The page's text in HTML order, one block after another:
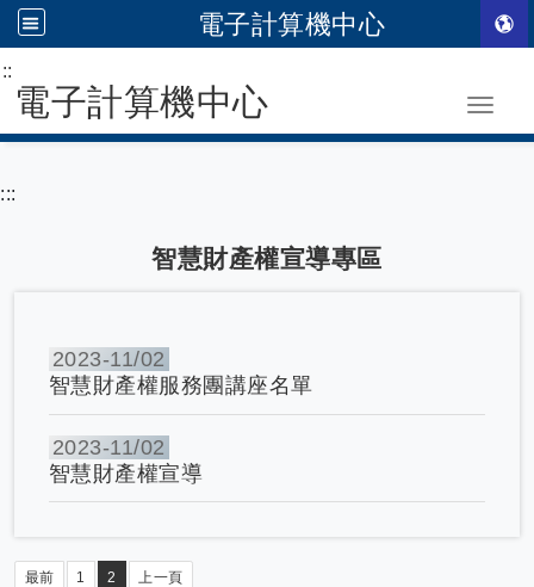
電子計算機中心
跳到主要內容
電子計算機中心
:::
智慧財產權宣導專區
2023-11/02
智慧財產權服務團講座名單
2023-11/02
智慧財產權宣導
最前 1 2 上一頁